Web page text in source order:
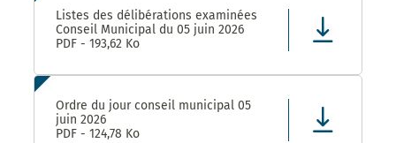
Listes des délibérations examinées
Conseil Municipal du 05 juin 2026
PDF - 193,62 Ko
Ordre du jour conseil municipal 05
juin 2026
PDF - 124,78 Ko